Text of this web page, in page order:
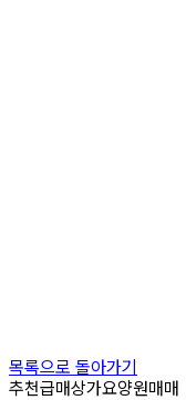
목록으로 돌아가기
추천급매상가요양원매매